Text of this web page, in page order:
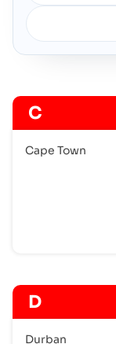
C
Cape Town
D
Durban